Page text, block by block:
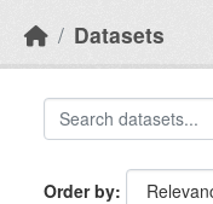
Datasets
Order by